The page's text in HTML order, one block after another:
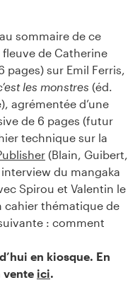
sommaire de ce
de Catherine
pages) sur Emil Ferris,
les monstres (éd.
agrémentée d’une
de 6 pages (futur
technique sur la
(Blain, Guibert,
du mangaka
Spirou et Valentin le
cahier thématique de
: comment
en kiosque. En
vente ici.